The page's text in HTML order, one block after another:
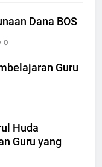
Dana BOS
0
Guru
Huda
Guru yang